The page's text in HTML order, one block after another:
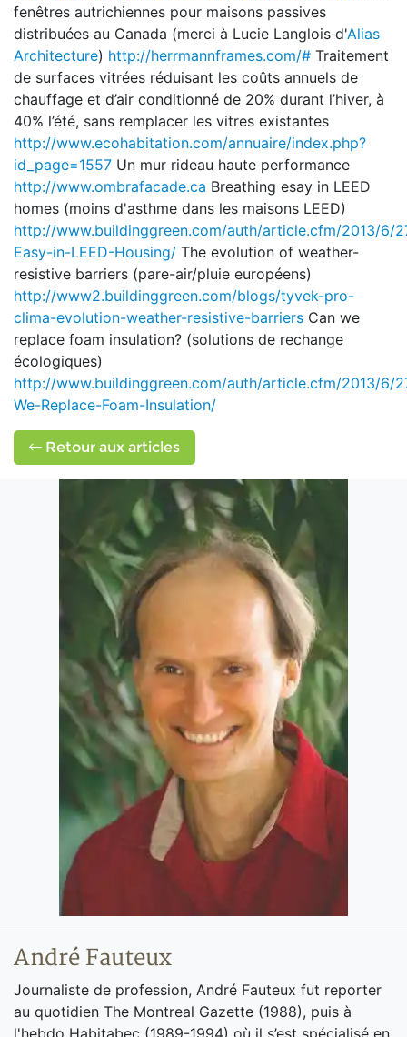
fenêtres autrichiennes pour maisons passives
distribuées au Canada (merci à Lucie Langlois d'Alias
Architecture) http://herrmannframes.com/# Traitement
de surfaces vitrées réduisant les coûts annuels de
chauffage et d’air conditionné de 20% durant l’hiver, à
40% l’été, sans remplacer les vitres existantes
http://www.ecohabitation.com/annuaire/index.php?
id_page=1557 Un mur rideau haute performance
http://www.ombrafacade.ca Breathing esay in LEED
homes (moins d'asthme dans les maisons LEED)
http://www.buildinggreen.com/auth/article.cfm/2013/6/
Easy-in-LEED-Housing/ The evolution of weather-
resistive barriers (pare-air/pluie européens)
http://www2.buildinggreen.com/blogs/tyvek-pro-
clima-evolution-weather-resistive-barriers Can we
replace foam insulation? (solutions de rechange
écologiques)
http://www.buildinggreen.com/auth/article.cfm/2013/6/
We-Replace-Foam-Insulation/
Retour aux articles
André Fauteux
Journaliste de profession, André Fauteux fut reporter
au quotidien The Montreal Gazette (1988), puis à
l'hebdo Habitabec (1989-1994) où il s’est spécialisé en